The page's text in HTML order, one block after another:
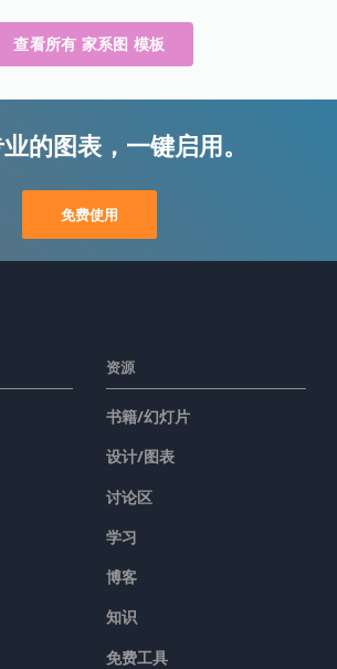
查看所有 家系图 模板
的图表，一键启用。
免费使用
资源
书籍/幻灯片
设计/图表
讨论区
学习
博客
知识
免费工具